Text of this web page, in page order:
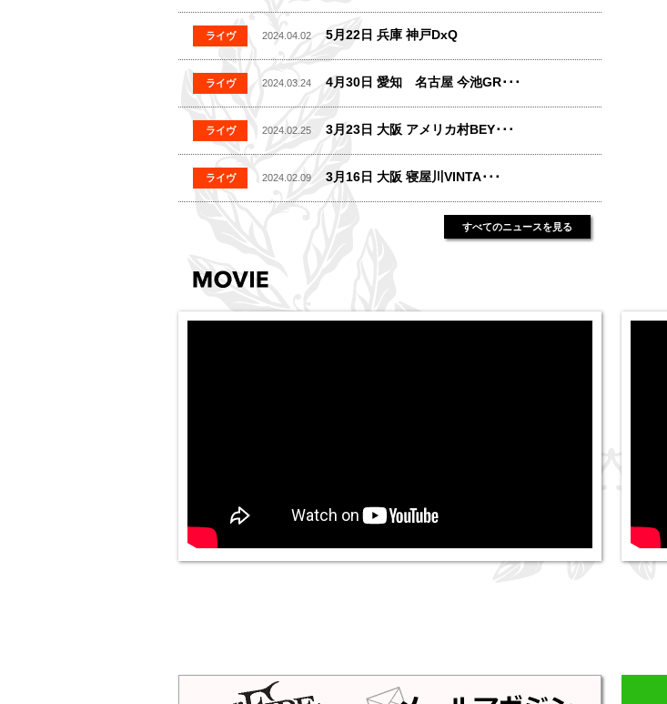
ライヴ 2024.04.02 5月22日 兵庫 神戸DxQ
ライヴ 2024.03.24 4月30日 愛知 名古屋 今池GR･･･
ライヴ 2024.02.25 3月23日 大阪 アメリカ村BEY･･･
ライヴ 2024.02.09 3月16日 大阪 寝屋川VINTA･･･
すべてのニュースを見る